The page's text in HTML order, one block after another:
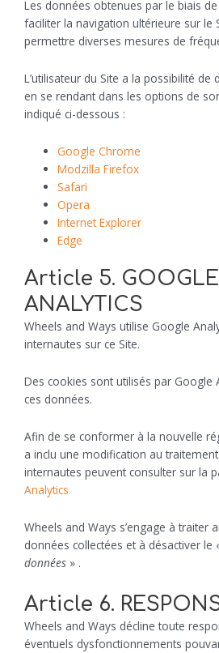
Les données obtenues par le biais
faciliter la navigation ultérieure sur le
permettre diverses mesures de
L’utilisateur du Site a la possibilité de
en se rendant dans les options de
indiqué ci-dessous :
Google Chrome
Modzilla Firefox
Safari
Opera
Internet Explorer
Edge
Article 5. GOOGLE
ANALYTICS
Wheels and Ways utilise Google
internautes sur ce Site.
Des cookies sont utilisés par Google
ces données.
Afin de se conformer à la nouvelle
a inclu une modification au
internautes peuvent consulter sur la
Analytics
Wheels and Ways s’engage à traiter
données collectées et à désactiver le
données » .
Article 6.
Wheels and Ways décline toute
éventuels dysfonctionnements